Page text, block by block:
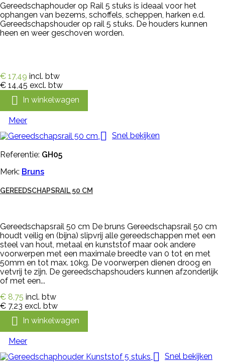
Gereedschaphouder op Rail 5 stuks is ideaal voor het
ophangen van bezems, schoffels, scheppen, harken e.d.
Gereedschapshouder op rail 5 stuks. De houders kunnen
heen en weer geschoven worden.
€ 17,49 incl. btw
€ 14,45 excl. btw
 In winkelwagen
Meer
 Snel bekijken
Referentie: GH05
Merk: Bruns
GEREEDSCHAPSRAIL 50 CM
Gereedschapsrail 50 cm De bruns Gereedschapsrail 50 cm
houdt veilig en (bijna) slipvrij alle gereedschappen met een
steel van hout, metaal en kunststof maar ook andere
voorwerpen met een maximale breedte van 0 tot en met
50mm en tot max. 10kg. De voorwerpen dienen droog en
vetvrij te zijn. De gereedschapshouders kunnen afzonderlijk
of met een...
€ 8,75 incl. btw
€ 7,23 excl. btw
 In winkelwagen
Meer
 Snel bekijken